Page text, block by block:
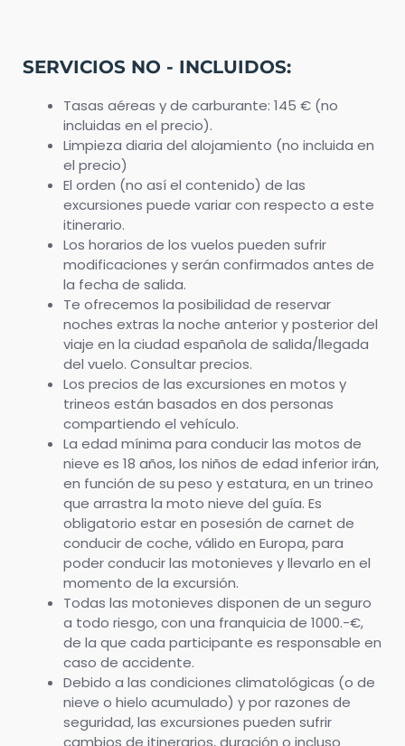
SERVICIOS NO - INCLUIDOS:
Tasas aéreas y de carburante: 145 € (no
incluidas en el precio).
Limpieza diaria del alojamiento (no incluida en
el precio)
El orden (no así el contenido) de las
excursiones puede variar con respecto a este
itinerario.
Los horarios de los vuelos pueden sufrir
modificaciones y serán confirmados antes de
la fecha de salida.
Te ofrecemos la posibilidad de reservar
noches extras la noche anterior y posterior del
viaje en la ciudad española de salida/llegada
del vuelo. Consultar precios.
Los precios de las excursiones en motos y
trineos están basados en dos personas
compartiendo el vehículo.
La edad mínima para conducir las motos de
nieve es 18 años, los niños de edad inferior irán,
en función de su peso y estatura, en un trineo
que arrastra la moto nieve del guía. Es
obligatorio estar en posesión de carnet de
conducir de coche, válido en Europa, para
poder conducir las motonieves y llevarlo en el
momento de la excursión.
Todas las motonieves disponen de un seguro
a todo riesgo, con una franquicia de 1000.-€,
de la que cada participante es responsable en
caso de accidente.
Debido a las condiciones climatológicas (o de
nieve o hielo acumulado) y por razones de
seguridad, las excursiones pueden sufrir
cambios de itinerarios, duración o incluso